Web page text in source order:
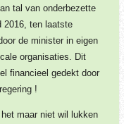
tal van onderbezette
2016, ten laatste
de minister in eigen
organisaties. Dit
financieel gedekt door
!
maar niet wil lukken